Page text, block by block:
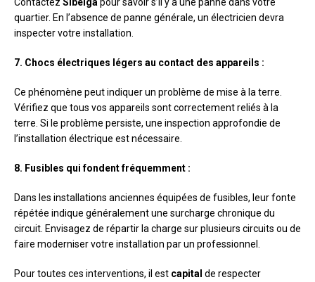
quartier. En l’absence de panne générale, un électricien devra
inspecter votre installation.
7. Chocs électriques légers au contact des appareils :
Ce phénomène peut indiquer un problème de mise à la terre.
Vérifiez que tous vos appareils sont correctement reliés à la
terre. Si le problème persiste, une inspection approfondie de
l’installation électrique est nécessaire.
8. Fusibles qui fondent fréquemment :
Dans les installations anciennes équipées de fusibles, leur fonte
répétée indique généralement une surcharge chronique du
circuit. Envisagez de répartir la charge sur plusieurs circuits ou de
faire moderniser votre installation par un professionnel.
Pour toutes ces interventions, il est capital de respecter